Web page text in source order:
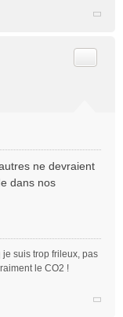
ne devraient
dans nos
suis trop frileux, pas
le CO2 !